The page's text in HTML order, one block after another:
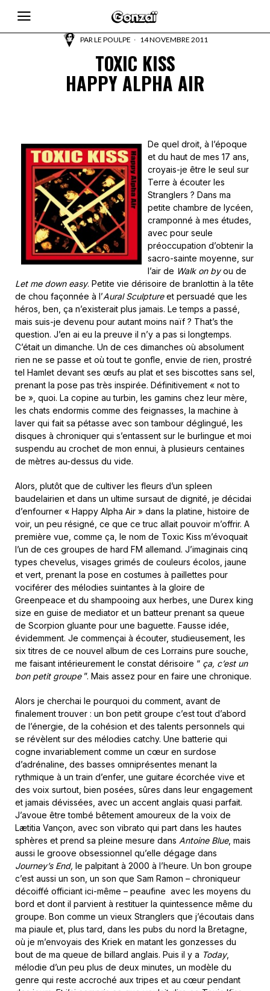
PARLE POULPE 14 NOVEMBRE 2011
TOXIC KISS
HAPPY ALPHA AIR
De quel droit, à l’époque
et du haut de mes 17 ans,
croyais-je être le seul sur
Terre à écouter les
Stranglers ? Dans ma
petite chambre de lycéen,
cramponné à mes études,
avec pour seule
préoccupation d’obtenir la
sacro-sainte moyenne, sur
l’air de Walk on byou de
Let me down easy. Petite vie dérisoire de branlottin à la tête
de chou façonnée à l’Aural Sculptureet persuadé que les
héros, ben, ça n’existerait plus jamais. Le temps a passé,
mais suis-je devenu pour autant moins naïf ? That’s the
question. J’en ai eu la preuve il n’y a pas si longtemps.
C’était un dimanche. Un de ces dimanches où absolument
rien ne se passe et où tout te gonfle, envie de rien, prostré
tel Hamlet devant ses œufs au plat et ses biscottes sans sel,
prenant la pose pas très inspirée. Définitivement « not to
be », quoi. La copine au turbin, les gamins chez leur mère,
les chats endormis comme des feignasses, la machine à
laver qui fait sa pétasse avec son tambour déglingué, les
disques à chroniquer qui s’entassent sur le burlingue et moi
suspendu au crochet de mon ennui, à plusieurs centaines
de mètres au-dessus du vide.
Alors, plutôt que de cultiver les fleurs d’un spleen
baudelairien et dans un ultime sursaut de dignité, je décidai
d’enfourner « Happy Alpha Air » dans la platine, histoire de
voir, un peu résigné, ce que ce truc allait pouvoir m’offrir. A
première vue, comme ça, le nom de Toxic Kiss m’évoquait
l’un de ces groupes de hard FM allemand. J’imaginais cinq
types chevelus, visages grimés de couleurs écolos, jaune
et vert, prenant la pose en costumes à paillettes pour
vociférer des mélodies suintantes à la gloire de
Greenpeace et du shampooing aux herbes, une Durex king
size en guise de mediator et un batteur prenant sa queue
de Scorpion gluante pour une baguette. Fausse idée,
évidemment. Je commençai à écouter, studieusement, les
six titres de ce nouvel album de ces Lorrains pure souche,
me faisant intérieurement le constat dérisoire “ ça, c’est un
bon petit groupe ”. Mais assez pour en faire une chronique.
Alors je cherchai le pourquoi du comment, avant de
finalement trouver : un bon petit groupe c’est tout d’abord
de l’énergie, de la cohésion et des talents personnels qui
se révèlent sur des mélodies catchy. Une batterie qui
cogne invariablement comme un cœur en surdose
d’adrénaline, des basses omniprésentes menant la
rythmique à un train d’enfer, une guitare écorchée vive et
des voix surtout, bien posées, sûres dans leur engagement
et jamais dévissées, avec un accent anglais quasi parfait.
J’avoue être tombé bêtement amoureux de la voix de
Lætitia Vançon, avec son vibrato qui part dans les hautes
sphères et prend sa pleine mesure dans Antoine Blue, mais
aussi le groove obsessionnel qu’elle dégage dans
Journey’s End, le palpitant à 2000 à l’heure. Un bon groupe
c’est aussi un son, un son que Sam Ramon – chroniqueur
décoiffé officiant ici-même – peaufine avec les moyens du
bord et dont il parvient à restituer la quintessence même du
groupe. Bon comme un vieux Stranglers que j’écoutais dans
ma piaule et, plus tard, dans les pubs du nord la Bretagne,
où je m’envoyais des Kriek en matant les gonzesses du
bout de ma queue de billard anglais. Puis il y a Today,
mélodie d’un peu plus de deux minutes, un modèle du
genre qui reste accroché aux tripes et au cœur pendant